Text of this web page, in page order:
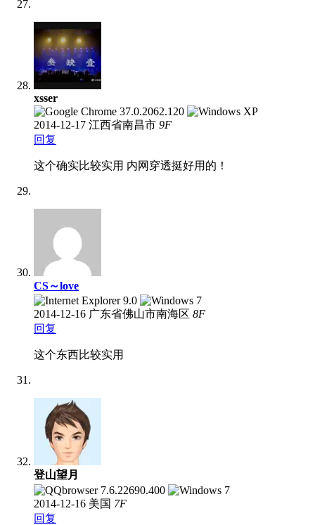
xsser
2014-12-17 江西省南昌市 9F
回复
这个确实比较实用 内网穿透挺好用的！
CS～love
2014-12-16 广东省佛山市南海区 8F
回复
这个东西比较实用
登山望月
2014-12-16 美国 7F
回复